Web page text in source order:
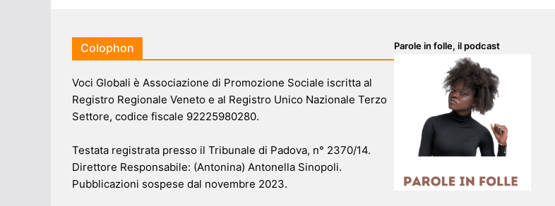
Colophon
Voci Globali è Associazione di Promozione Sociale iscritta al
Registro Regionale Veneto e al Registro Unico Nazionale Terzo
Settore, codice fiscale 92225980280.
Testata registrata presso il Tribunale di Padova, n° 2370/14.
Direttore Responsabile: (Antonina) Antonella Sinopoli.
Pubblicazioni sospese dal novembre 2023.
Parole in folle, il podcast